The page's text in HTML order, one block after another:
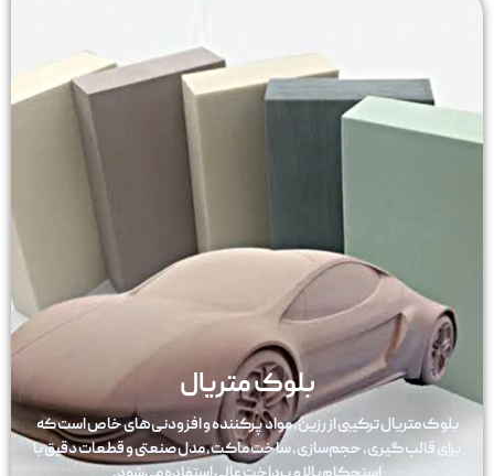
بلوک متریال
بلوک متریالترکیبی از رزین، مواد پرکننده و افزودنی‌های خاص است که
برای قالب‌گیری، حجم‌سازی، ساخت ماکت، مدل صنعتی و قطعات دقیق با